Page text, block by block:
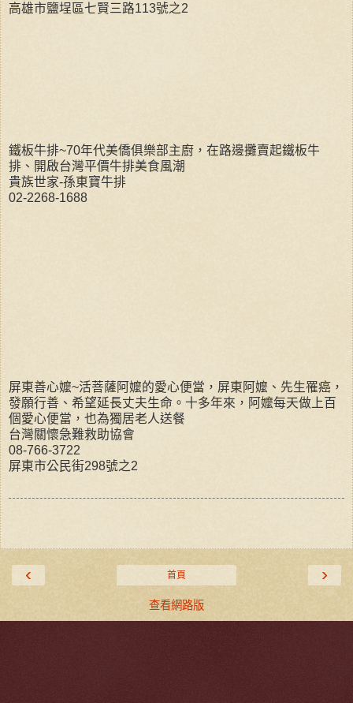
高雄市鹽埕區七賢三路113號之2
鐵板牛排~70年代美僑俱樂部主廚，在路邊攤賣起鐵板牛
排、開啟台灣平價牛排美食風潮
貴族世家-孫東寶牛排
02-2268-1688
屏東善心嬤~活菩薩阿嬤的愛心便當，屏東阿嬤、先生罹癌，
發願行善、希望延長丈夫生命。十多年來，阿嬤每天做上百
個愛心便當，也為獨居老人送餐
台灣關懷急難救助協會
08-766-3722
屏東市公民街298號之2
‹ ›
首頁
查看網路版